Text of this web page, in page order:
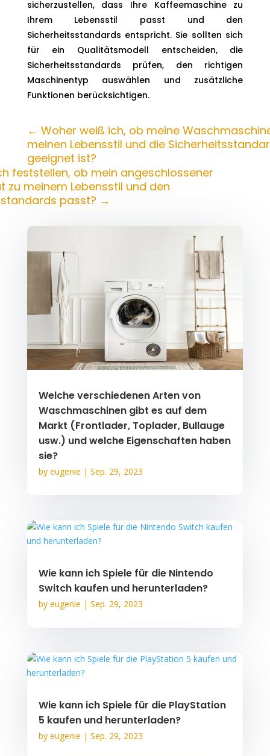
sicherzustellen, dass Ihre Kaffeemaschine zu
Ihrem Lebensstil passt und den
Sicherheitsstandards entspricht. Sie sollten sich
für ein Qualitätsmodell entscheiden, die
Sicherheitsstandards prüfen, den richtigen
Maschinentyp auswählen und zusätzliche
Funktionen berücksichtigen.
← Woher weiß ich, ob meine
meinen Lebensstil und die
geeignet ist?
feststellen, ob mein angeschlossener
zu meinem Lebensstil und den
passt? →
Welche verschiedenen Arten von
Waschmaschinen gibt es auf dem
Markt (Frontlader, Toplader, Bullauge
usw.) und welche Eigenschaften haben
sie?
by eugenie | Sep. 29, 2023
Wie kann ich Spiele für die Nintendo
Switch kaufen und herunterladen?
by eugenie | Sep. 29, 2023
Wie kann ich Spiele für die PlayStation
5 kaufen und herunterladen?
by eugenie | Sep. 29, 2023